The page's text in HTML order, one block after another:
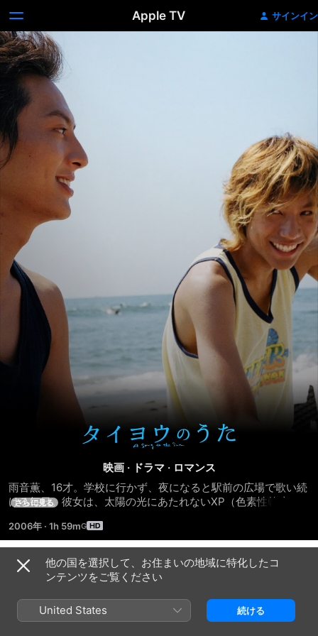
Apple TV サインイン
タ
イ
ヨ
ウ
の
う
映画 · ドラマ · ロマンス
雨音薫、16才。学校に行かず、夜になると駅前の広場で歌い続
ける毎日。彼女は、太陽の光にあたれないXP（色素性乾皮
彼女は歌うことでしか生きていることを実感できないのだ。そ
んな彼女の秘密の楽しみ、それは、彼女が眠りにつく明け方か
らサーフィンに向かう孝治を部屋の窓から眺めることだった。
太陽の下では決して出会う事のない二人だったが、運命は二人
を引き寄せる。初めてのキス、初めての恋。普通の幸せを夢見
るようになる薫だが、自分の残された時間が少なくなっている
ことを知る。“歌うことは生きている証”。彼女の歌に心を揺さ
さらに見る
2006年 · 1h 59m
予告編
他の国を選択して、お住まいの地域に特化したコ
ンテンツをご覧ください
United States 続ける